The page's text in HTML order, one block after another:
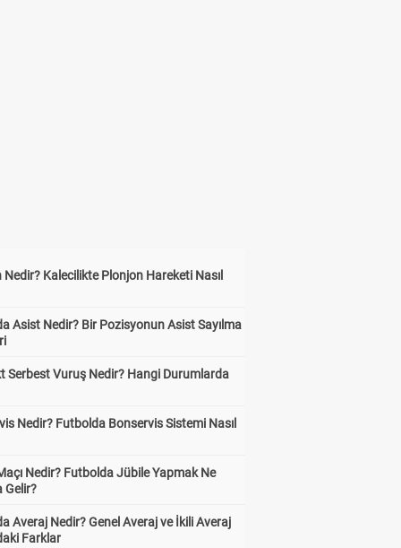
Nedir? Kalecilikte Plonjon Hareketi Nasıl
Asist Nedir? Bir Pozisyonun Asist Sayılma
Serbest Vuruş Nedir? Hangi Durumlarda
Nedir? Futbolda Bonservis Sistemi Nasıl
Nedir? Futbolda Jübile Yapmak Ne
Gelir?
Averaj Nedir? Genel Averaj ve İkili Averaj
Farklar